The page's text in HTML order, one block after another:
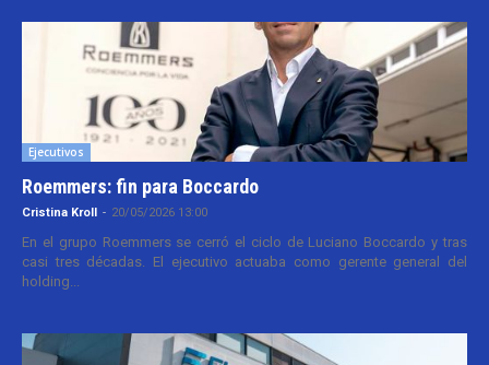
Ejecutivos
Roemmers: fin para Boccardo
Cristina Kroll - 20/05/2026 13:00
En el grupo Roemmers se cerró el ciclo de Luciano Boccardo y tras
casi tres décadas. El ejecutivo actuaba como gerente general del
holding...